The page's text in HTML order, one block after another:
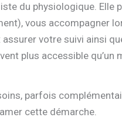
du physiologique. Elle
vous accompagner
votre suivi ainsi
plus accessible qu’un
parfois
cette démarche.